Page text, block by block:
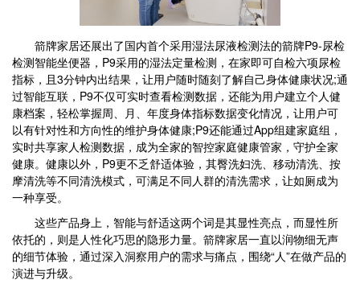
箭牌家居还展出了国内首个采用湿法尿液检测法的箭牌P9-尿检
检测智能坐便器，P9采用的湿法定量检测，在家即可自检六项尿检
指标，且3分钟内出结果，让用户随时随刻了解自己身体健康状况;通
过智能互联，P9不仅可实时查看检测数据，还能为用户建立个人健
康档案，轻松掌握周、月、年度身体指标数据变化情况，让用户可
以有针对性和方向性的维护身体健康;P9还能通过App组建家庭组，
实时共享家人检测数据，成为全家的智控家庭健康管家，守护全家
健康。健康以外，P9更不乏舒适体验，其臀洗妇洗、移动清洗、按
摩清洗等不同清洗模式，可满足不同人群的清洗需求，让如厕成为
一种享受。
这些产品身上，智能与舒适这两个词是其显性亮点，而显性所
依托的，则是人性化巧思的隐形力量。箭牌家居一直以润物细无声
的细节体验，通过深入洞察用户的需求与痛点，围绕“人”在做产品的
演进与升级。